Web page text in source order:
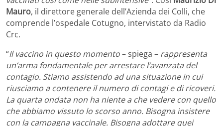
Mauro, il direttore generale dell’Azienda dei Colli, che
comprende l’ospedale Cotugno, intervistato da Radio
Crc.
“Il vaccino in questo momento– spiega – rappresenta
un’arma fondamentale per arrestare l’avanzata del
contagio. Stiamo assistendo ad una situazione in cui
riusciamo a contenere il numero di contagi e di ricoveri.
La quarta ondata non ha niente a che vedere con quello
che abbiamo vissuto lo scorso anno. Bisogna insistere
con la campagna vaccinale. Bisogna adottare quei